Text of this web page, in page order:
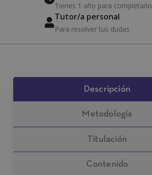
Tienes 1 año para completarlo
Tutor/a personal
Para resolver tus dudas
Descripción
Metodología
Titulación
Contenido